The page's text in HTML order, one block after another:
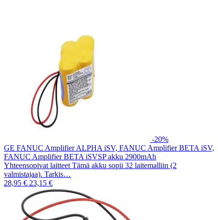
-20%
GE FANUC Amplifier ALPHA iSV, FANUC Amplifier BETA iSV,
FANUC Amplifier BETA iSVSP akku 2900mAh
Yhteensopivat laitteet Tämä akku sopii 32 laitemalliin (2
valmistajaa). Tarkis…
28,95 € 23,15 €